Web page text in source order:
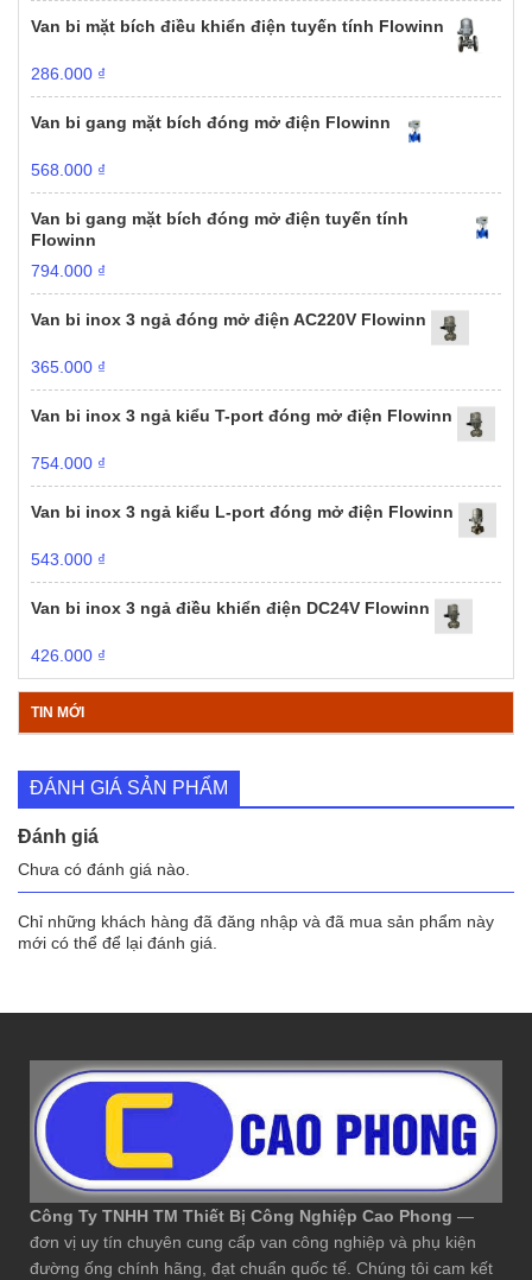
Van bi mặt bích điều khiển điện tuyến tính Flowinn
286.000 ₫
Van bi gang mặt bích đóng mở điện Flowinn
568.000 ₫
Van bi gang mặt bích đóng mở điện tuyến tính
Flowinn
794.000 ₫
Van bi inox 3 ngả đóng mở điện AC220V Flowinn
365.000 ₫
Van bi inox 3 ngả kiểu T-port đóng mở điện Flowinn
754.000 ₫
Van bi inox 3 ngả kiểu L-port đóng mở điện Flowinn
543.000 ₫
Van bi inox 3 ngả điều khiển điện DC24V Flowinn
426.000 ₫
TIN MỚI
ĐÁNH GIÁ SẢN PHẨM
Đánh giá
Chưa có đánh giá nào.
Chỉ những khách hàng đã đăng nhập và đã mua sản phẩm này
mới có thể để lại đánh giá.
Công Ty TNHH TM Thiết Bị Công Nghiệp Cao Phong —
đơn vị uy tín chuyên cung cấp van công nghiệp và phụ kiện
đường ống chính hãng, đạt chuẩn quốc tế. Chúng tôi cam kết